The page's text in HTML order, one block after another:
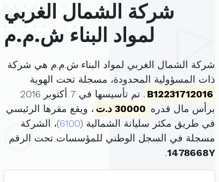
شركة الشمال الغربي
لمواد البناء ش.م.م
شركة الشمال الغربي لمواد البناء ش.م.م هي شركة
ذات المسؤولية المحدودة، مسجلة تحت الهوية
B12231712016
. تم تأسيسها في 7 أكتوبر 2016
برأس مال قدره 30000 د.ت
، ويقع مقرها الرئيسي
في طريق مكثر سليانة الشمالية (6100)، الشركة
مسجلة في السجل الوطني للمؤسسات تحت الرقم
1478668Y
.